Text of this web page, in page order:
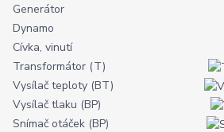
Generátor
Dynamo
Cívka, vinutí
Transformátor (T)
Vysílač teploty (BT)
Vysílač tlaku (BP)
Snímač otáček (BP)